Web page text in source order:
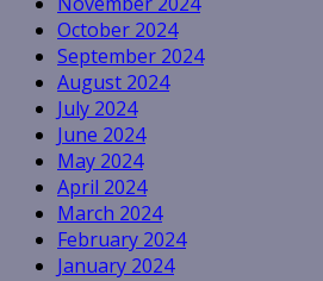
October 2024
September 2024
August 2024
July 2024
June 2024
May 2024
April 2024
March 2024
February 2024
January 2024